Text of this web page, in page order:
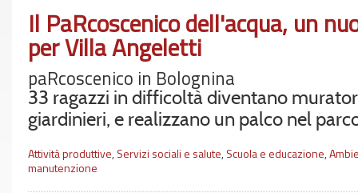
Il PaRcoscenico dell'acqua, un
per Villa Angeletti
paRcoscenico in Bolognina
33 ragazzi in difficoltà diventano
giardinieri, e realizzano un palco nel
Attività produttive,Servizi sociali e salute,Scuola e educazione,
manutenzione